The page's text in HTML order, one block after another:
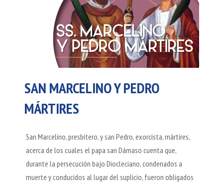
SAN MARCELINO Y PEDRO
MÁRTIRES
San Marcelino, presbítero, y san Pedro, exorcista, mártires,
acerca de los cuales el papa san Dámaso cuenta que,
durante la persecución bajo Diocleciano, condenados a
muerte y conducidos al lugar del suplicio, fueron obligados